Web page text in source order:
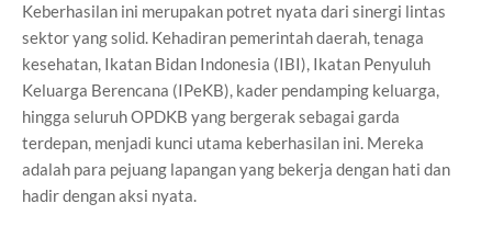
Keberhasilan ini merupakan potret nyata dari sinergi lintas
sektor yang solid. Kehadiran pemerintah daerah, tenaga
kesehatan, Ikatan Bidan Indonesia (IBI), Ikatan Penyuluh
Keluarga Berencana (IPeKB), kader pendamping keluarga,
hingga seluruh OPDKB yang bergerak sebagai garda
terdepan, menjadi kunci utama keberhasilan ini. Mereka
adalah para pejuang lapangan yang bekerja dengan hati dan
hadir dengan aksi nyata.